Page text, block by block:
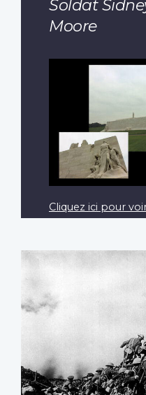
Soldat
Moore
Cliquez ici pour